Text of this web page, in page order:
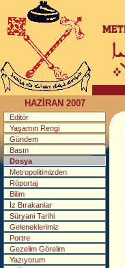
HAZİRAN 2007
Editör
Yaşamın Rengi
Gündem
Basın
Dosya
Metropolitimizden
Röportaj
Bilim
İz Bırakanlar
Süryani Tarihi
Geleneklerimiz
Portre
Gezelim Görelim
Yazıyorum